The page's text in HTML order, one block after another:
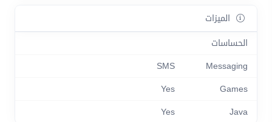
الميزات
الحساسات
Messaging
SMS
Games
Yes
Java
Yes